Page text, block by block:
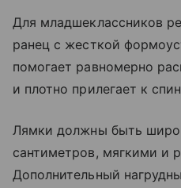
Для младшеклассников
ранец с жесткой
помогает равномерно
и плотно прилегает к
Лямки должны быть
сантиметров, мягкими и
Дополнительный